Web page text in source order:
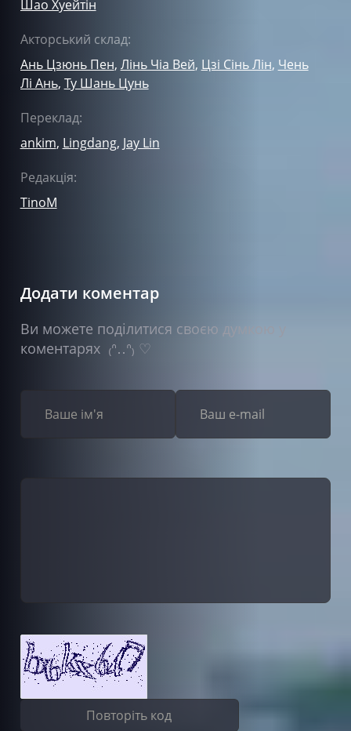
Шао Хуейтін
Акторський склад:
Ань Цзюнь Пен, Лінь Чіа Вей, Цзі Сінь Лін, Чень
Лі Ань, Ту Шань Цунь
Переклад:
ankim, Lingdang, Jay Lin
Редакція:
TinoM
Додати коментар
Ви можете поділитися своєю думкою у
коментарях ₍ᐢ‥ᐢ₎ ♡